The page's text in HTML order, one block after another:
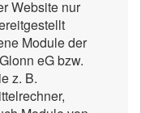
Website nur
Module der
eG bzw.
z. B.